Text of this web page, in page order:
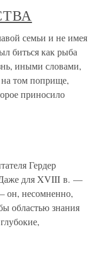
семьи и не имея
биться как рыба
иными словами,
том поприще,
приносило
Гердер
Даже для XVIII в. —
он, несомненно,
областью знания